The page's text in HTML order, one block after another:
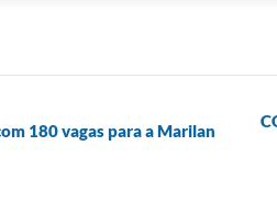
180 vagas para a Marilan